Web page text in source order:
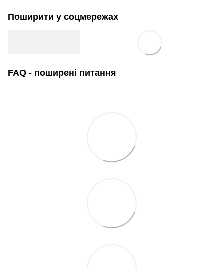
Поширити у соцмережах
FAQ - поширені питання